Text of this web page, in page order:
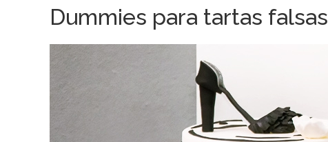
Dummies para tartas falsas